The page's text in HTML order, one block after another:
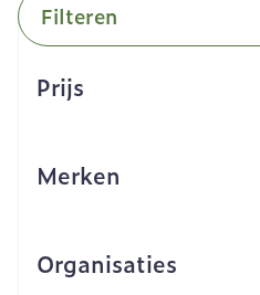
Filteren
Prijs
Merken
Organisaties